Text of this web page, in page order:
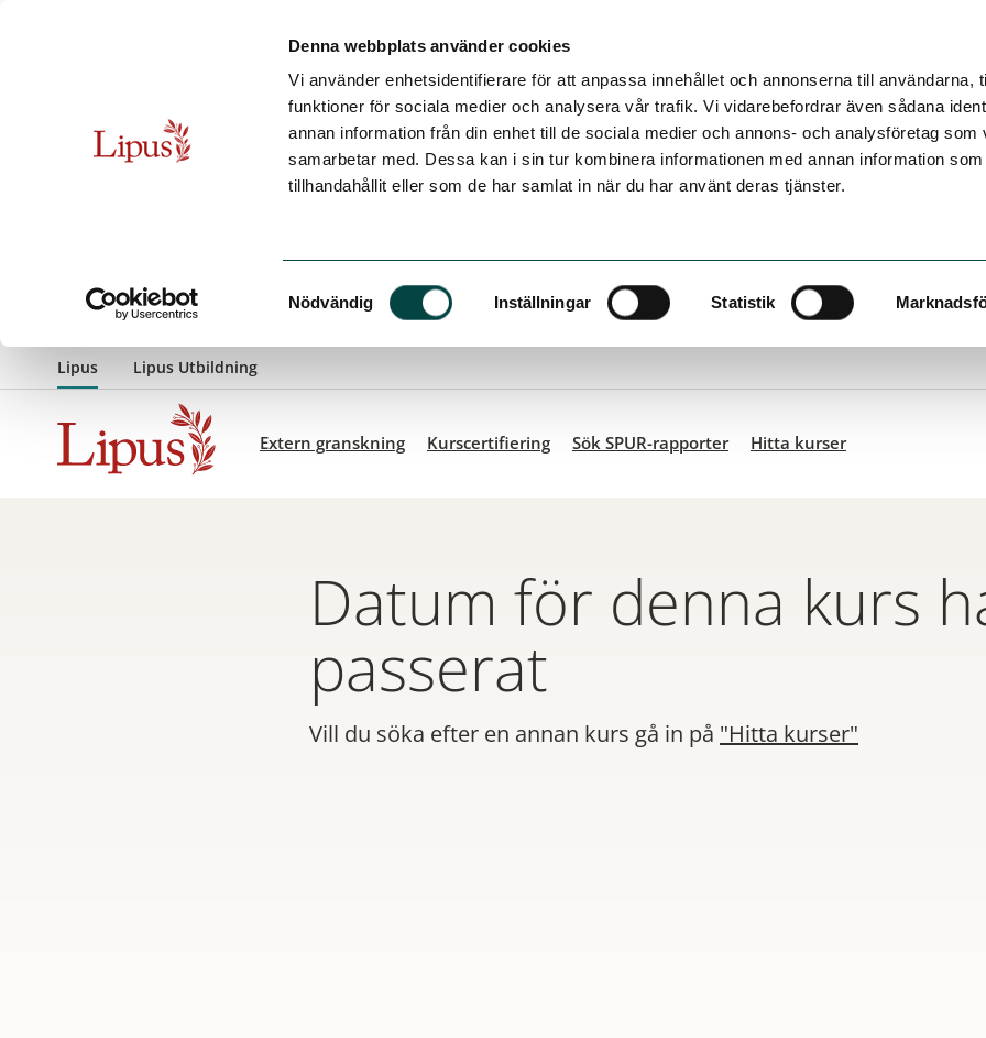
Denna webbplats använder cookies
Vi använder enhetsidentifierare för att anpassa innehållet och annonserna till användarna,
funktioner för sociala medier och analysera vår trafik. Vi vidarebefordrar även sådana
annan information från din enhet till de sociala medier och annons- och analysföretag som
samarbetar med. Dessa kan i sin tur kombinera informationen med annan information
tillhandahållit eller som de har samlat in när du har använt deras tjänster.
Samtyckesval
Nödvändig Inställningar Statistik
Hoppa till innehåll
Lipus Lipus Utbildning
Extern granskning Kurscertifiering Sök SPUR-rapporter Hitta kurser
Datum för denna kurs
passerat
Vill du söka efter en annan kurs gå in på "Hitta kurser"
Extern granskning Kurscertifiering Sök SPUR-rapporter Hitta kurser